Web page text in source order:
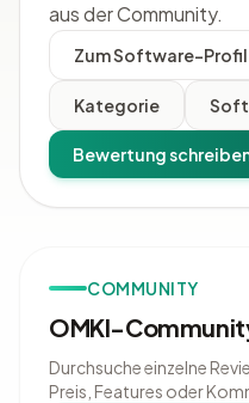
aus der Community.
Zum Software-Profil
Kategorie
Bewertung
COMMUNITY
OMKI-
Durchsuche einzelne
Preis, Features oder